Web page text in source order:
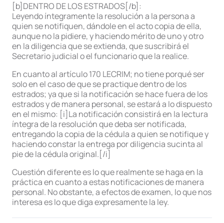
[b]DENTRO DE LOS ESTRADOS[/b]:
Leyendo íntegramente la resolución a la persona a
quien se notifiquen, dándole en el acto copia de ella,
aunque no la pidiere, y haciendo mérito de uno y otro
en la diligencia que se extienda, que suscribirá el
Secretario judicial o el funcionario que la realice.
En cuanto al artículo 170 LECRIM; no tiene porqué ser
solo en el caso de que se practique dentro de los
estrados; ya que si la notificación se hace fuera de los
estrados y de manera personal, se estará a lo dispuesto
en el mismo: [i]La notificación consistirá en la lectura
íntegra de la resolución que deba ser notificada,
entregando la copia de la cédula a quien se notifique y
haciendo constar la entrega por diligencia sucinta al
pie de la cédula original.[/i]
Cuestión diferente es lo que realmente se haga en la
práctica en cuanto a estas notificaciones de manera
personal. No obstante, a efectos de examen, lo que nos
interesa es lo que diga expresamente la ley.